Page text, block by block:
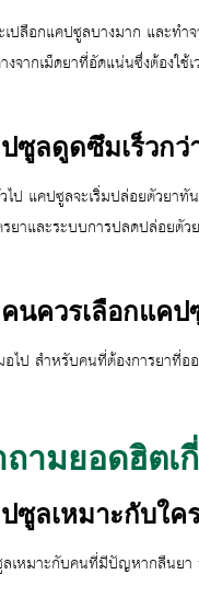
เปลือกแคปซูลบางมาก และทำ
จากเม็ดยาที่อัดแน่นซึ่งต้องใช้เ
ซูลดูดซึมเร็วกว่
ไป แคปซูลจะเริ่มปล่อยตัวยาทั
ยาและระบบการปลดปล่อยตัว
นควรเลือกแคป
อไป สำหรับคนที่ต้องการยาที่
ถามยอดฮิตเ
ซูลเหมาะกับใค
เหมาะกับคนที่มีปัญหากลืนยา